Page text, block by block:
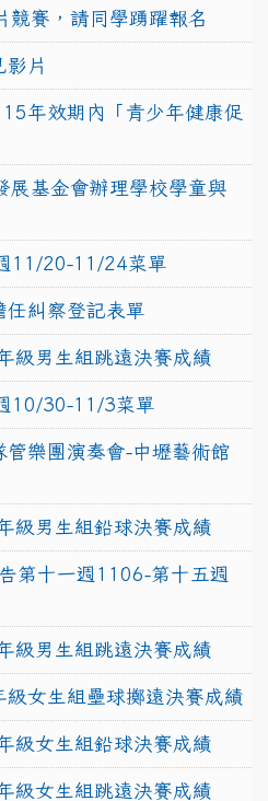
競賽，請同學踴躍報名
影片
年效期內「青少年健康促
展基金會辦理學校學童與
11/20-11/24菜單
任糾察登記表單
級男生組跳遠決賽成績
10/30-11/3菜單
樂團演奏會-中壢藝術館
級男生組鉛球決賽成績
第十一週1106-第十五週
級男生組跳遠決賽成績
女生組壘球擲遠決賽成績
級女生組鉛球決賽成績
級女生組跳遠決賽成績